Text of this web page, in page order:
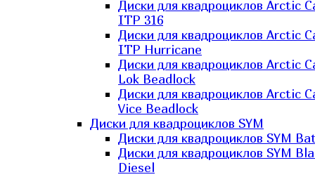
Диски для квадроциклов Arctic
ITP 316
Диски для квадроциклов Arctic
ITP Hurricane
Диски для квадроциклов Arctic
Lok Beadlock
Диски для квадроциклов Arctic
Vice Beadlock
Диски для квадроциклов SYM
Диски для квадроциклов SYM
Диски для квадроциклов SYM
Diesel